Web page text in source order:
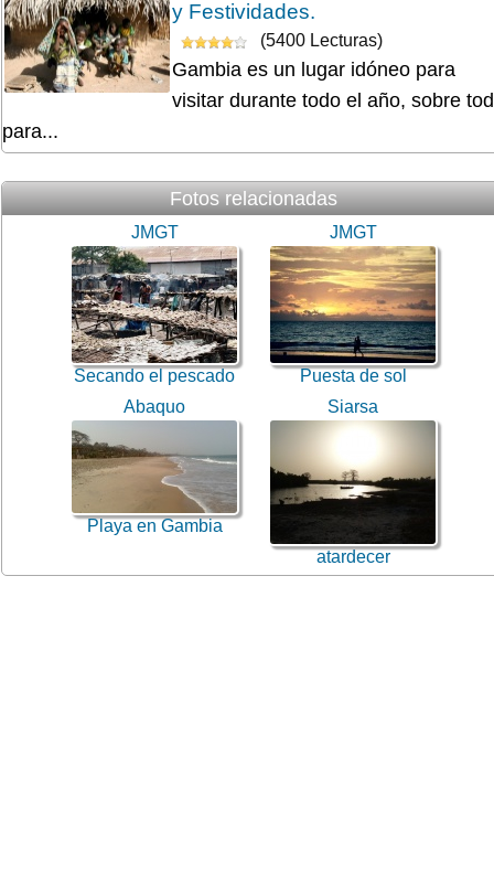
y Festividades.
(5400 Lecturas)
Gambia es un lugar idóneo para
visitar durante todo el año, sobre
para...
Fotos relacionadas
JMGT
Secando el pescado
JMGT
Puesta de sol
Abaquo
Playa en Gambia
Siarsa
atardecer